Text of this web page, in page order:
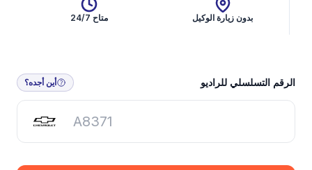
بدون زيارة الوكيل متاح 24/7
احصل على رمز الراديو
الرقم التسلسلي للراديو أين أجده؟